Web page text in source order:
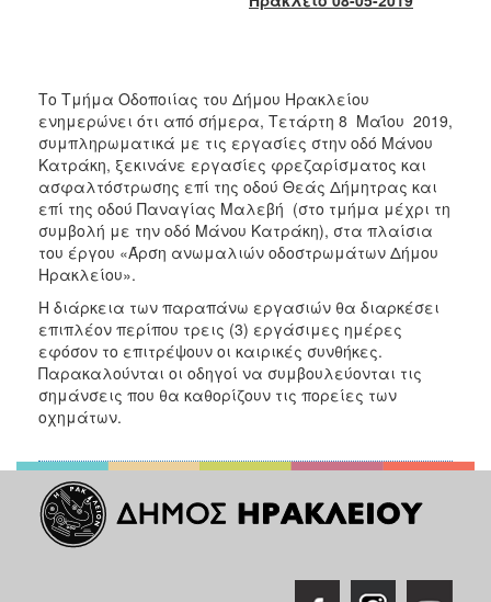
2013
2012
2011
2010
2006
ΔΗΜΟΤΗΣ
ΕΠΙΣΚΕΠΤΗΣ
ΓΙΑ...
Το Τμήμα Οδοποιίας του Δήμου Ηρακλείου
ενημερώνει ότι από σήμερα, Τετάρτη 8 Μαΐου 2019,
συμπληρωματικά με τις εργασίες στην οδό Μάνου
Κατράκη, ξεκινάνε εργασίες φρεζαρίσματος και
ασφαλτόστρωσης επί της οδού Θεάς Δήμητρας και
επί της οδού Παναγίας Μαλεβή (στο τμήμα μέχρι τη
συμβολή με την οδό Μάνου Κατράκη), στα πλαίσια
του έργου «Άρση ανωμαλιών οδοστρωμάτων Δήμου
Ηρακλείου».
Η διάρκεια των παραπάνω εργασιών θα διαρκέσει
επιπλέον περίπου τρεις (3) εργάσιμες ημέρες
εφόσον το επιτρέψουν οι καιρικές συνθήκες.
Παρακαλούνται οι οδηγοί να συμβουλεύονται τις
σημάνσεις που θα καθορίζουν τις πορείες των
οχημάτων.